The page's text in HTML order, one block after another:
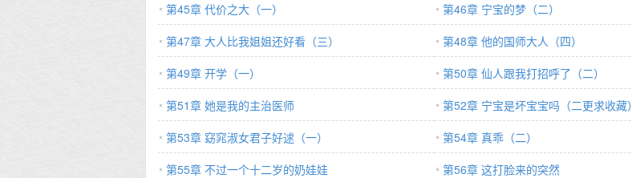
第45章 代价之大（一）
第46章 宁宝的梦（二）
第47章 大人比我姐姐还好看（三）
第48章 他的国师大人（四）
第49章 开学（一）
第50章 仙人跟我打招呼了（二）
第51章 她是我的主治医师
第52章 宁宝是坏宝宝吗（二更求收藏）
第53章 窈窕淑女君子好逑（一）
第54章 真乖（二）
第55章 不过一个十二岁的奶娃娃
第56章 这打脸来的突然